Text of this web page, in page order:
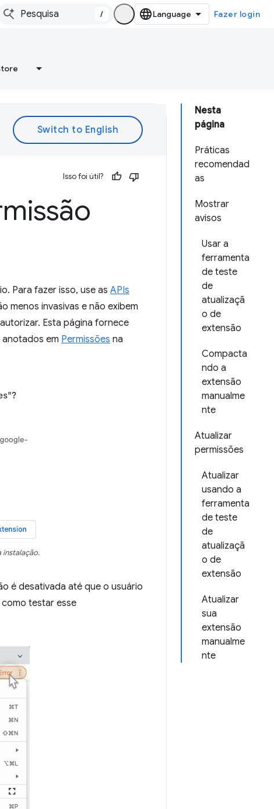
/ Fazer login
Nesta
página
Práticas
recomendad
as
Mostrar
avisos
Usar a
ferramenta
de teste
de
atualizaçã
o de
extensão
Compacta
ndo a
extensão
manualme
nte
Atualizar
permissões
Atualizar
usando a
ferramenta
de teste
de
atualizaçã
o de
extensão
Atualizar
sua
extensão
manualme
nte
Isso foi útil?
Para fazer isso, use as APIs
menos invasivas e não exibem
Esta página fornece
em Permissões na
instalação.
é desativada até que o usuário
testar esse